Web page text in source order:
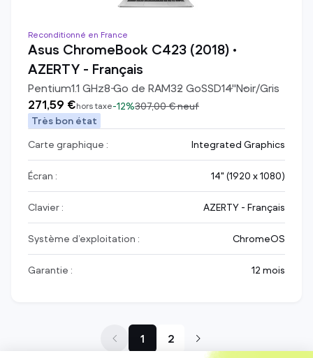
Reconditionné en France
Asus ChromeBook C423 (2018) •
AZERTY - Français
Pentium1.1 GHz8Go de RAM32 GoSSD14"Noir/Gris
271,59 €hors taxe-12%307,00 €neuf
Très bon état
Carte graphique :
Integrated Graphics
Écran : 14" (1920 x 1080)
Clavier : AZERTY - Français
Système d’exploitation : ChromeOS
Garantie : 12 mois
1 2